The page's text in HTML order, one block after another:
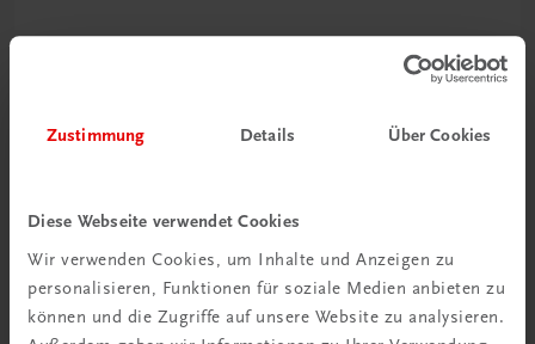
Zustimmung Details Über Cookies
Diese Webseite verwendet Cookies
Wir verwenden Cookies, um Inhalte und Anzeigen zu
personalisieren, Funktionen für soziale Medien anbieten zu
können und die Zugriffe auf unsere Website zu analysieren.
Rabattcode erhalten
Newsletter abonnieren